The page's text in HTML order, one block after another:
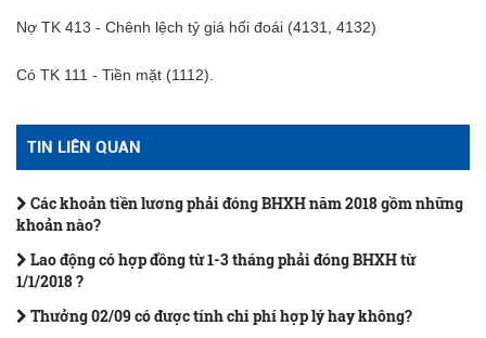
Nợ TK 413 - Chênh lệch tỷ giá hối đoái (4131, 4132)
Có TK 111 - Tiền mặt (1112).
TIN LIÊN QUAN
Các khoản tiền lương phải đóng BHXH năm 2018 gồm những
khoản nào?
Lao động có hợp đồng từ 1-3 tháng phải đóng BHXH từ
1/1/2018 ?
Thưởng 02/09 có được tính chi phí hợp lý hay không?